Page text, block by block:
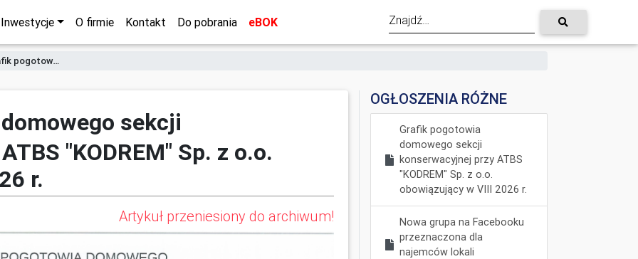
Inwestycje O firmie Kontakt Do pobrania eBOK
pogotow…
sekcji
"KODREM" Sp. z o.o.
r.
Artykuł przeniesiony do archiwum!
OGŁOSZENIA RÓŻNE
Grafik pogotowia
domowego sekcji
konserwacyjnej przy ATBS
"KODREM" Sp. z o.o.
obowiązujący w VIII 2026 r.
Nowa grupa na Facebooku
przeznaczona dla
najemców lokali